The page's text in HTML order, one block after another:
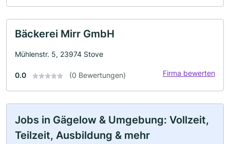
Bäckerei Mirr GmbH
Mühlenstr. 5, 23974 Stove
0.0 (0 Bewertungen) Firma bewerten
Jobs in Gägelow & Umgebung: Vollzeit,
Teilzeit, Ausbildung & mehr